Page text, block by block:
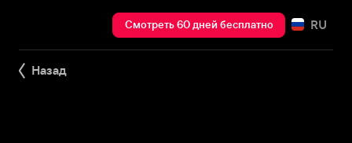
Смотреть 60 дней бесплатно RU
Назад